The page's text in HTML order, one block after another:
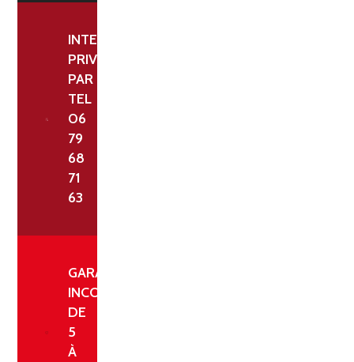
INTERLOCUTEUR
PRIVILÉGIÉ
PAR
TEL
06
79
68
71
63
GARANTIE
INCONDITIONNELLE
DE
5
À